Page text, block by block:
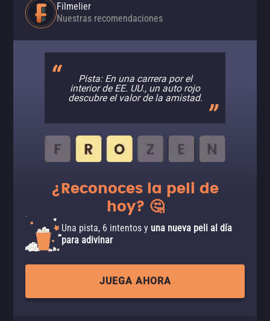
Filmelier
Nuestras recomendaciones
Pista: En una carrera por el
interior de EE. UU., un auto rojo
descubre el valor de la amistad.
¿Reconoces la peli de
hoy? 🤔
Una pista, 6 intentos y una nueva peli al día
para adivinar
JUEGA AHORA